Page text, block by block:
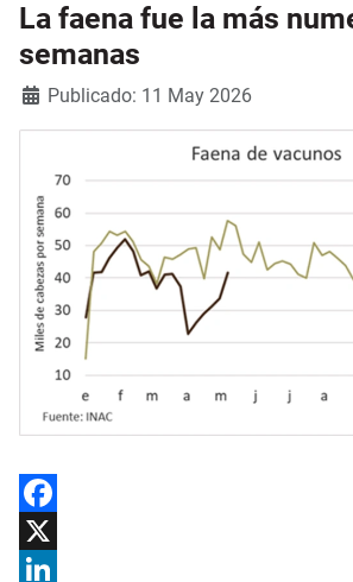
La faena fue la más
semanas
Detalles
Publicado: 11 May 2026
Facebook
X